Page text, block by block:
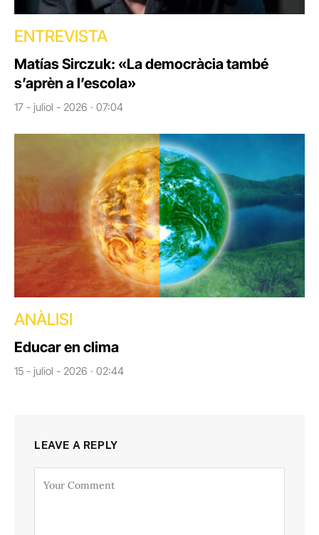
ENTREVISTA
Matías Sirczuk: «La democràcia també
s’aprèn a l’escola»
17 - juliol - 2026 · 07:04
ANÀLISI
Educar en clima
15 - juliol - 2026 · 02:44
LEAVE A REPLY